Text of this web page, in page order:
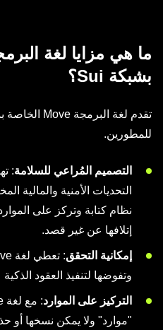
بشبكة Sui؟
للمطورين.
التصميم المُراعي للسلامة
التحديات الأمنية والمالية
نظام كتابة وتركز على
إتلافها عن غير قصد.
إمكانية التحقق
وتفوضها لتنفيذ العقود
التركيز على الموارد
"موارد" ولا يمكن نسخها أو